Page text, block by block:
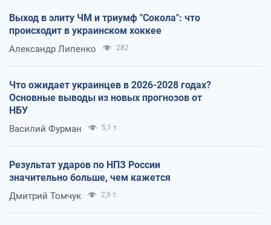
Выход в элиту ЧМ и триумф "Сокола": что
происходит в украинском хоккее
Александр Липенко 282
Что ожидает украинцев в 2026-2028 годах?
Основные выводы из новых прогнозов от
НБУ
Василий Фурман 5,1 т.
Результат ударов по НПЗ России
значительно больше, чем кажется
Дмитрий Томчук 2,9 т.